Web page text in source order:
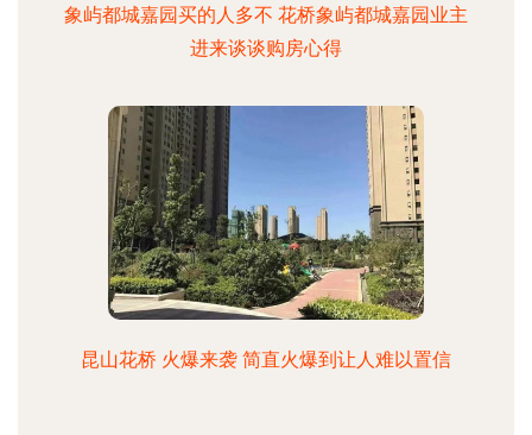
象屿都城嘉园买的人多不 花桥象屿都城嘉园业主
进来谈谈购房心得
昆山花桥 火爆来袭 简直火爆到让人难以置信